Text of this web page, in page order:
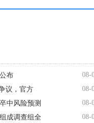
布
08-
议，官方
08-
中风险预测
08-
成调查组全
08-